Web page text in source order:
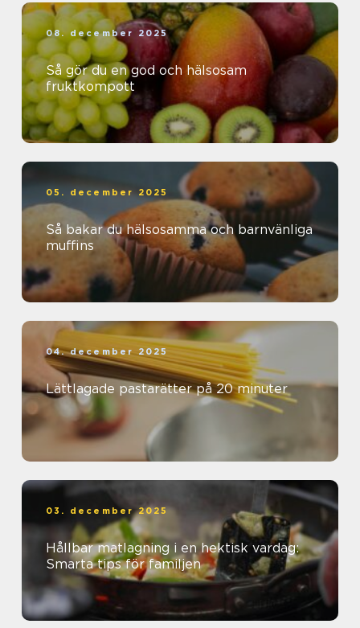
08. december 2025
Så gör du en god och hälsosam
fruktkompott
05. december 2025
Så bakar du hälsosamma och barnvänliga
muffins
04. december 2025
Lättlagade pastarätter på 20 minuter
03. december 2025
Hållbar matlagning i en hektisk vardag:
Smarta tips för familjen